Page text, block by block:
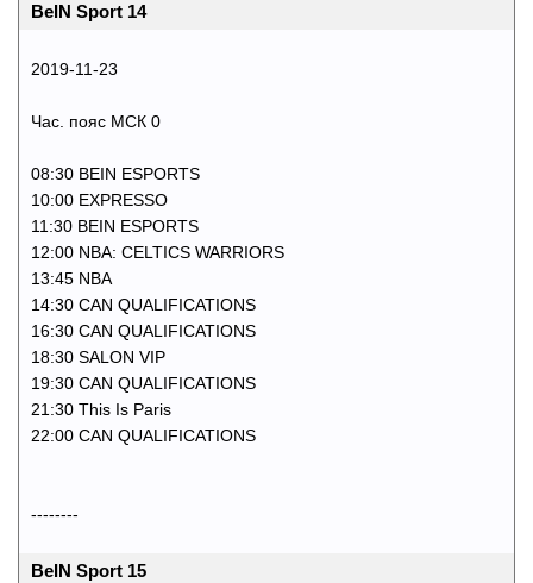
BeIN Sport 14
2019-11-23
Час. пояс МСК 0
08:30 BEIN ESPORTS
10:00 EXPRESSO
11:30 BEIN ESPORTS
12:00 NBA: CELTICS WARRIORS
13:45 NBA
14:30 CAN QUALIFICATIONS
16:30 CAN QUALIFICATIONS
18:30 SALON VIP
19:30 CAN QUALIFICATIONS
21:30 This Is Paris
22:00 CAN QUALIFICATIONS
--------
BeIN Sport 15